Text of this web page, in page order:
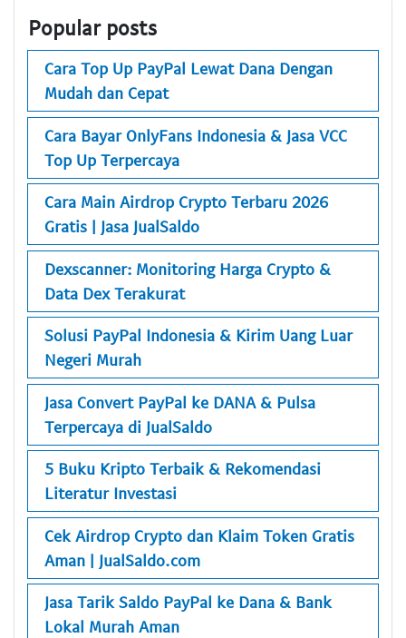
Popular posts
Cara Top Up PayPal Lewat Dana Dengan
Mudah dan Cepat
Cara Bayar OnlyFans Indonesia & Jasa VCC
Top Up Terpercaya
Cara Main Airdrop Crypto Terbaru 2026
Gratis | Jasa JualSaldo
Dexscanner: Monitoring Harga Crypto &
Data Dex Terakurat
Solusi PayPal Indonesia & Kirim Uang Luar
Negeri Murah
Jasa Convert PayPal ke DANA & Pulsa
Terpercaya di JualSaldo
5 Buku Kripto Terbaik & Rekomendasi
Literatur Investasi
Cek Airdrop Crypto dan Klaim Token Gratis
Aman | JualSaldo.com
Jasa Tarik Saldo PayPal ke Dana & Bank
Lokal Murah Aman